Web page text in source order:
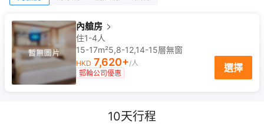
內艙房
住1-4人
15-17m²5,8-12,14-15層無窗
HKD 7,620+/人
郵輪公司優惠
選擇
10天行程